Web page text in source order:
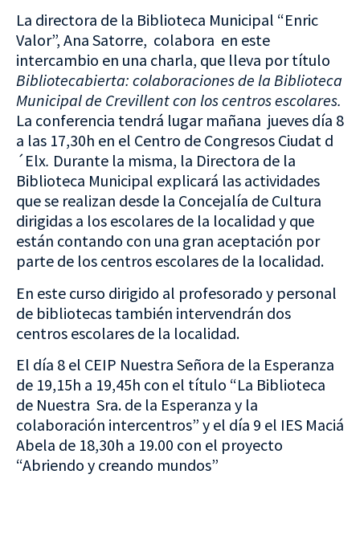
La directora de la Biblioteca Municipal “Enric
Valor”, Ana Satorre, colabora en este
intercambio en una charla, que lleva por título
Bibliotecabierta: colaboraciones de la Biblioteca
Municipal de Crevillent con los centros escolares.
La conferencia tendrá lugar mañana jueves día 8
a las 17,30h en el Centro de Congresos Ciudat d
´Elx. Durante la misma, la Directora de la
Biblioteca Municipal explicará las actividades
que se realizan desde la Concejalía de Cultura
dirigidas a los escolares de la localidad y que
están contando con una gran aceptación por
parte de los centros escolares de la localidad.
En este curso dirigido al profesorado y personal
de bibliotecas también intervendrán dos
centros escolares de la localidad.
El día 8 el CEIP Nuestra Señora de la Esperanza
de 19,15h a 19,45h con el título “La Biblioteca
de Nuestra Sra. de la Esperanza y la
colaboración intercentros” y el día 9 el IES Maciá
Abela de 18,30h a 19.00 con el proyecto
“Abriendo y creando mundos”